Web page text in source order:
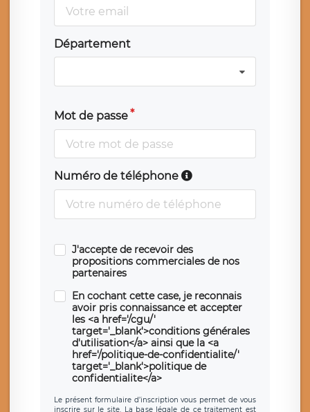
Département
Mot de passe
Numéro de téléphone
J'accepte de recevoir des
propositions commerciales de nos
partenaires
En cochant cette case, je reconnais
avoir pris connaissance et accepter
les <a href='/cgu/'
target='_blank'>conditions générales
d'utilisation</a> ainsi que la <a
href='/politique-de-confidentialite/'
target='_blank'>politique de
confidentialite</a>
Le présent formulaire d’inscription vous permet de vous
inscrire sur le site. La base légale de ce traitement est